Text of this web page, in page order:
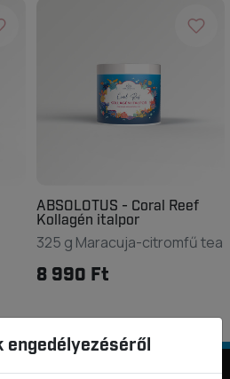
ABSOLOTUS - Coral Reef
Kollagén italpor
325 g Maracuja-citromfű tea
8 990 Ft